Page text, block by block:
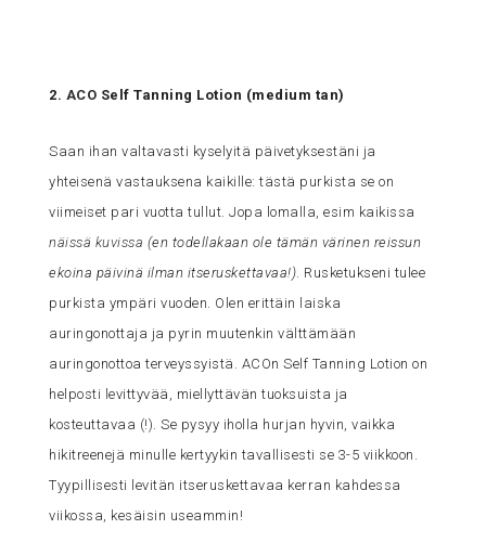
2. ACO Self Tanning Lotion (medium tan)
Saan ihan valtavasti kyselyitä päivetyksestäni ja
yhteisenä vastauksena kaikille: tästä purkista se on
viimeiset pari vuotta tullut. Jopa lomalla, esim kaikissa
näissä kuvissa (en todellakaan ole tämän värinen reissun
ekoina päivinä ilman itseruskettavaa!) . Rusketukseni tulee
purkista ympäri vuoden. Olen erittäin laiska
auringonottaja ja pyrin muutenkin välttämään
auringonottoa terveyssyistä. ACOn Self Tanning Lotion on
helposti levittyvää, miellyttävän tuoksuista ja
kosteuttavaa (!). Se pysyy iholla hurjan hyvin, vaikka
hikitreenejä minulle kertyykin tavallisesti se 3-5 viikkoon.
Tyypillisesti levitän itseruskettavaa kerran kahdessa
viikossa, kesäisin useammin!